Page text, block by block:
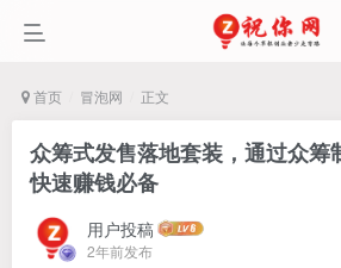
首页 冒泡网 正文
众筹式发售落地套装，通过众筹
快速赚钱必备
用户投稿
2年前发布